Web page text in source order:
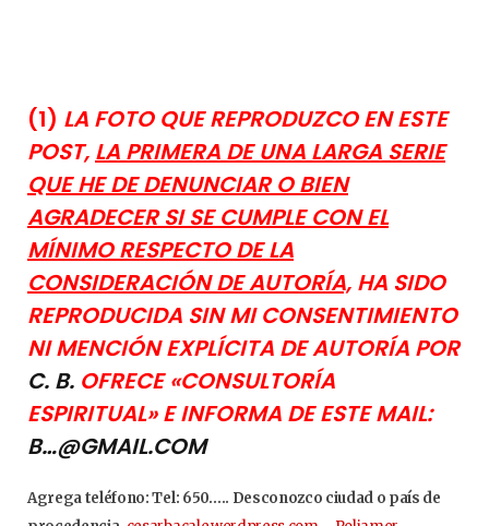
(1) LA FOTO QUE REPRODUZCO EN ESTE
POST, LA PRIMERA DE UNA LARGA SERIE
QUE HE DE DENUNCIAR O BIEN
AGRADECER SI SE CUMPLE CON EL
MÍNIMO RESPECTO DE LA
CONSIDERACIÓN DE AUTORÍA, HA SIDO
REPRODUCIDA SIN MI CONSENTIMIENTO
NI MENCIÓN EXPLÍCITA DE AUTORÍA POR
C. B. OFRECE «CONSULTORÍA
ESPIRITUAL» E INFORMA DE ESTE MAIL:
B…@GMAIL.COM
Agrega teléfono: Tel: 650….. Desconozco ciudad o país de